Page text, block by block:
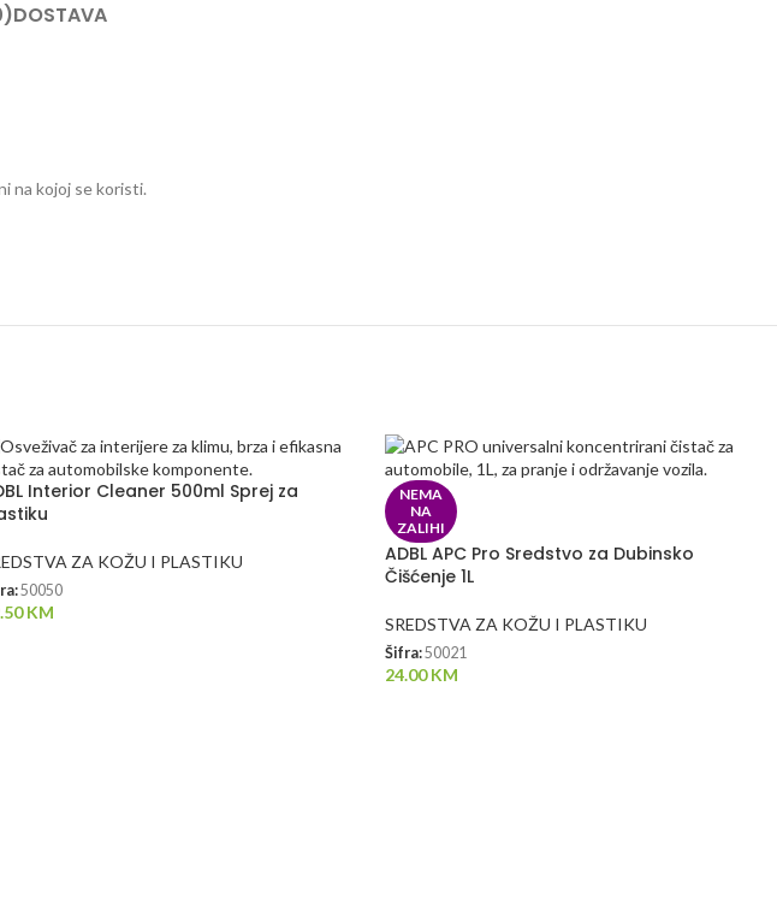
DOSTAVA
na kojoj se koristi.
Interior Cleaner 500ml Sprej za
ZA KOŽU I PLASTIKU
50050
KM
NEMA
NA
ZALIHI
ADBL APC Pro Sredstvo za Dubinsko
Čišćenje 1L
SREDSTVA ZA KOŽU I PLASTIKU
Šifra:50021
24.00KM